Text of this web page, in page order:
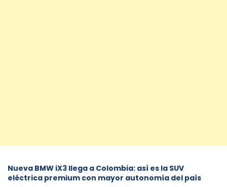
Nueva BMW iX3 llega a Colombia: así es la SUV
eléctrica premium con mayor autonomía del país